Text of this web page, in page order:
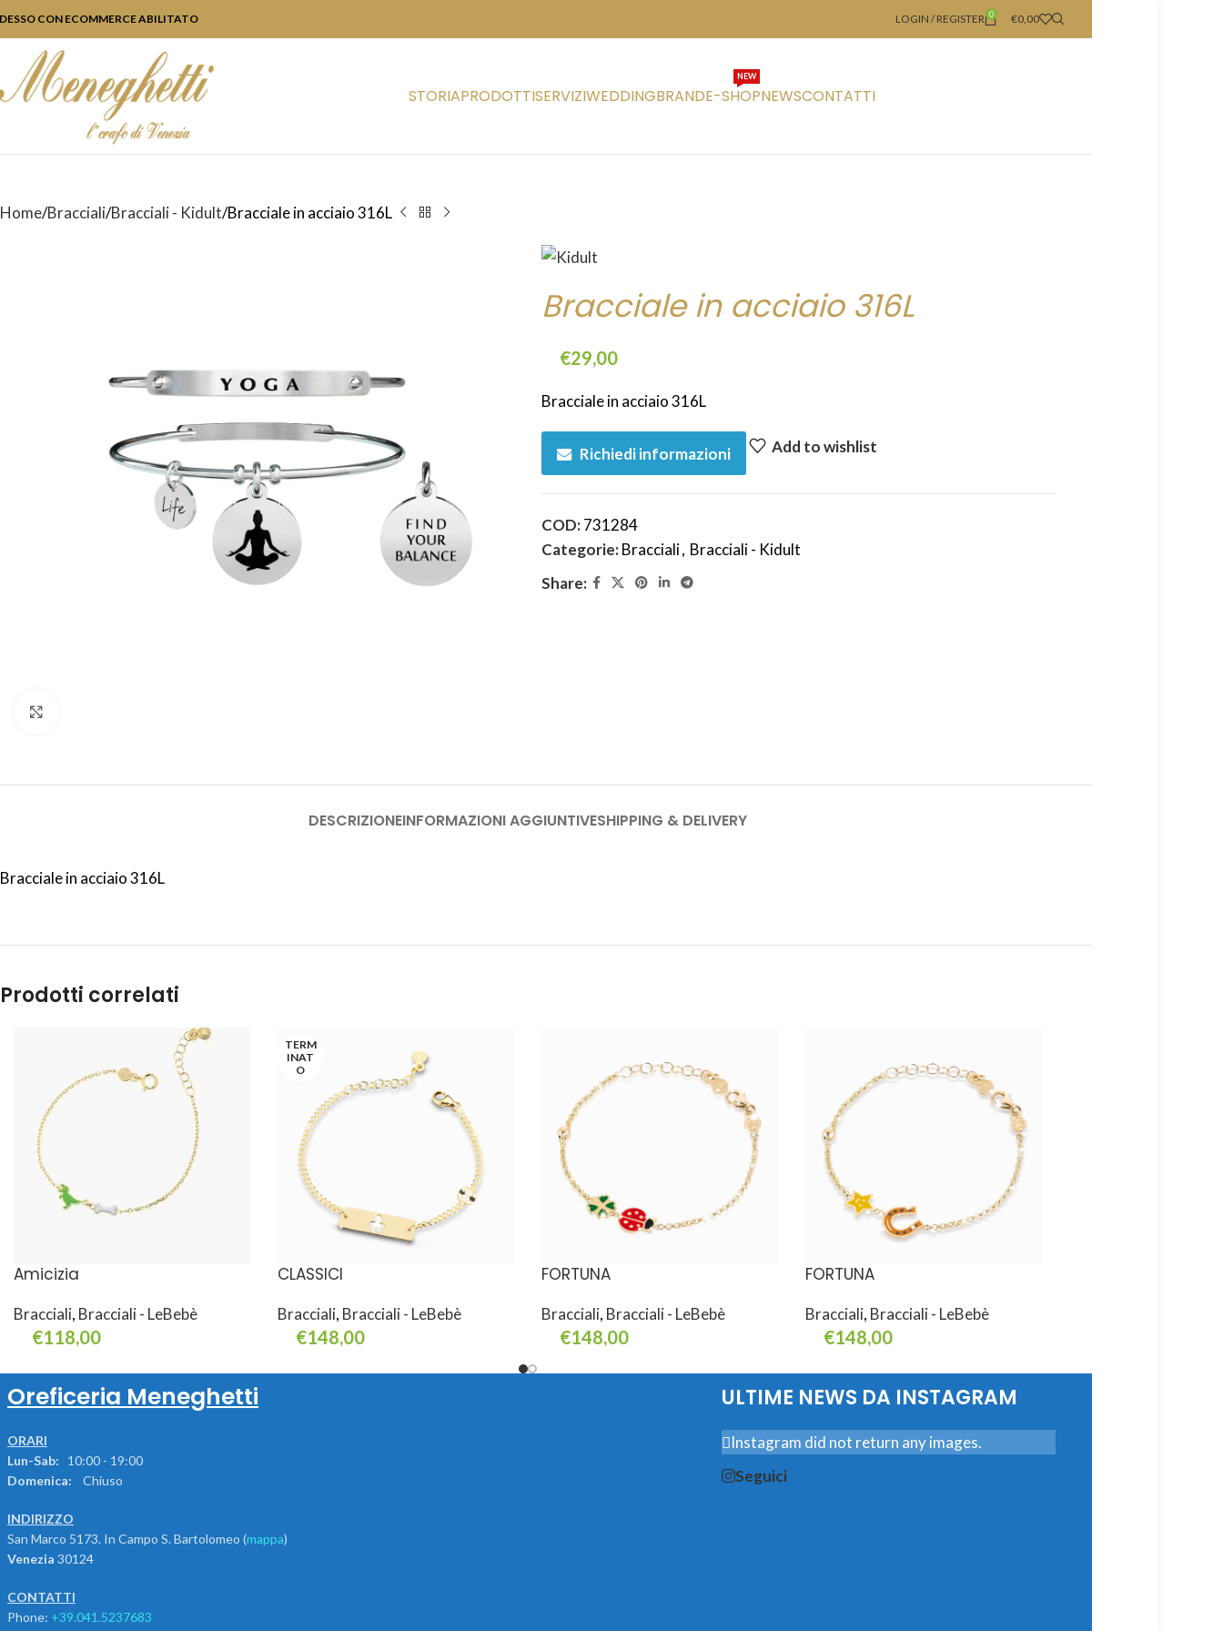
CON ECOMMERCE ABILITATO LOGIN / REGISTER 0 €0,00
STORIAPRODOTTISERVIZIWEDDINGBRANDE-SHOP
NEW
NEWSCONTATTI
Home Bracciali Bracciali - Kidult Bracciale in acciaio 316L
Bracciale in acciaio 316L
€29,00
Bracciale in acciaio 316L
Richiedi informazioni Add to wishlist
COD:731284
Categorie:Bracciali, Bracciali - Kidult
Share:
DESCRIZIONEINFORMAZIONI AGGIUNTIVESHIPPING & DELIVERY
Bracciale in acciaio 316L
Prodotti correlati
Amicizia
Bracciali, Bracciali - LeBebè
€118,00
TERM
INAT
O
CLASSICI
Bracciali, Bracciali - LeBebè
€148,00
FORTUNA
Bracciali, Bracciali - LeBebè
€148,00
FORTUNA
Bracciali, Bracciali - LeBebè
€148,00
Oreficeria Meneghetti
ORARI
Lun-Sab: 10:00 - 19:00
Domenica:
Chiuso
INDIRIZZO
San Marco 5173. In Campo S. Bartolomeo (mappa)
Venezia 30124
CONTATTI
Phone: +39.041.5237683
ULTIME NEWS DA INSTAGRAM
Instagram did not return any images.
Seguici